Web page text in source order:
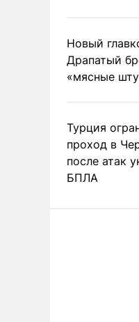
Новый
Драпатый
«мясные
Турция
проход в
после атак
БПЛА